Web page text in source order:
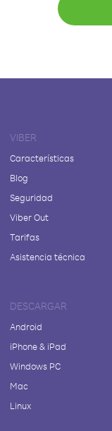
VIBER
Características
Blog
Seguridad
Viber Out
Tarifas
Asistencia técnica
DESCARGAR
Android
iPhone & iPad
Windows PC
Mac
Linux